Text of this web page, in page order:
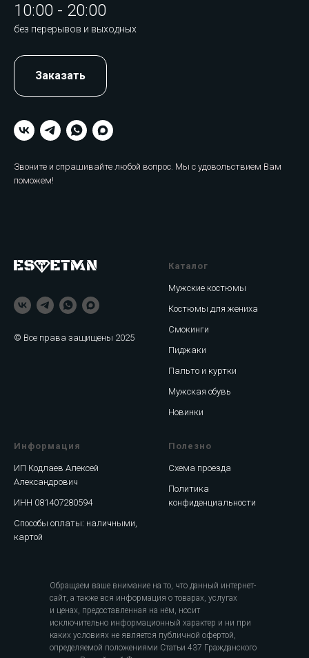
10:00 - 20:00
без перерывов и выходных
Заказать
Звоните и спрашивайте любой вопрос. Мы с удовольствием Вам
поможем!
© Все права защищены 2025
Каталог
Мужские костюмы
Костюмы для жениха
Смокинги
Пиджаки
Пальто и куртки
Мужская обувь
Новинки
Информация
ИП Кодлаев Алексей
Александрович
ИНН 081407280594
Способы оплаты: наличными,
картой
Полезно
Схема проезда
Политика
конфиденциальности
Обращаем ваше внимание на то, что данный интернет-
сайт, а также вся информация о товарах, услугах
и ценах, предоставленная на нём, носит
исключительно информационный характер и ни при
каких условиях не является публичной офертой,
определяемой положениями Статьи 437 Гражданского